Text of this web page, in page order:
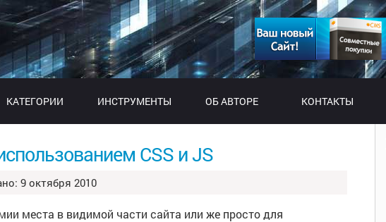
КАТЕГОРИИ ИНСТРУМЕНТЫ ОБ АВТОРЕ КОНТАКТЫ
CSS и JS
9 октября 2010
места в видимой части сайта или же просто для